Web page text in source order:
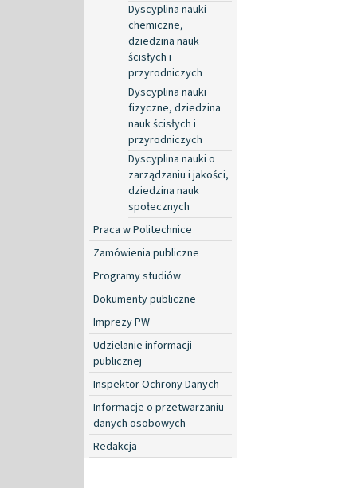
Dyscyplina nauki
chemiczne,
dziedzina nauk
ścisłych i
przyrodniczych
Dyscyplina nauki
fizyczne, dziedzina
nauk ścisłych i
przyrodniczych
Dyscyplina nauki o
zarządzaniu i jakości,
dziedzina nauk
społecznych
Praca w Politechnice
Zamówienia publiczne
Programy studiów
Dokumenty publiczne
Imprezy PW
Udzielanie informacji
publicznej
Inspektor Ochrony Danych
Informacje o przetwarzaniu
danych osobowych
Redakcja